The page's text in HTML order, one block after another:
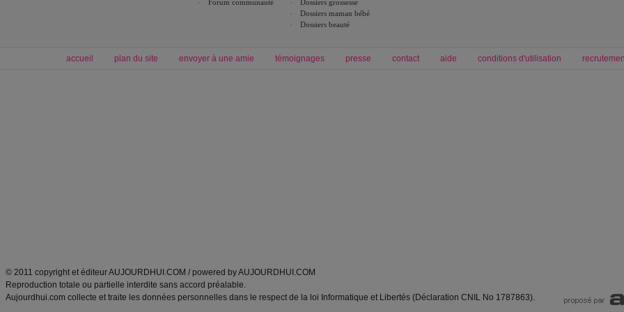
Forum communauté
Dossiers grossesse
Dossiers maman bébé
Dossiers beauté
accueil plan du site envoyer à une amie témoignages presse contact aide conditions d'utilisation
© 2011 copyright et éditeur AUJOURDHUI.COM / powered by AUJOURDHUI.COM
Reproduction totale ou partielle interdite sans accord préalable.
Aujourdhui.com collecte et traite les données personnelles dans le respect de la loi Informatique et Libertés (Déclaration CNIL No 1787863).